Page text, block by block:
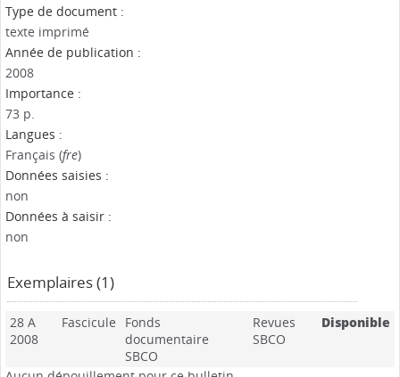
Type de document :
texte imprimé
Année de publication :
2008
Importance :
73 p.
Langues :
Français (fre)
Données saisies :
non
Données à saisir :
non
Exemplaires (1)
28 A
2008
Fascicule
Fonds
documentaire
SBCO
Revues
SBCO
Disponible